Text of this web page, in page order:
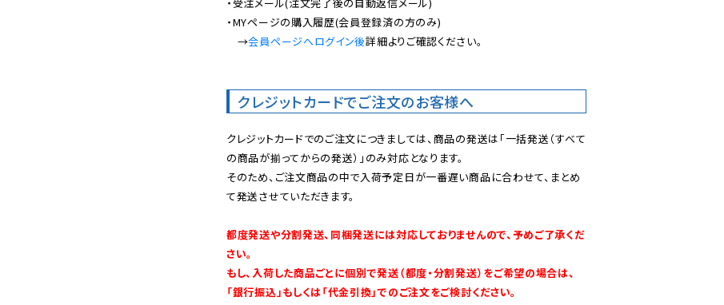
・MYページの購入履歴(会員登録済の方のみ)
→会員ページへログイン後詳細よりご確認ください。
クレジットカードでご注文のお客様へ
クレジットカードでのご注文につきましては、商品の発送は「一括発送（すべて
の商品が揃ってからの発送）」のみ対応となります。
そのため、ご注文商品の中で入荷予定日が一番遅い商品に合わせて、まとめ
て発送させていただきます。
都度発送や分割発送、同梱発送には対応しておりませんので、予めご了承くだ
さい。
もし、入荷した商品ごとに個別で発送（都度・分割発送）をご希望の場合は、
「銀行振込」もしくは「代金引換」でのご注文をご検討ください。